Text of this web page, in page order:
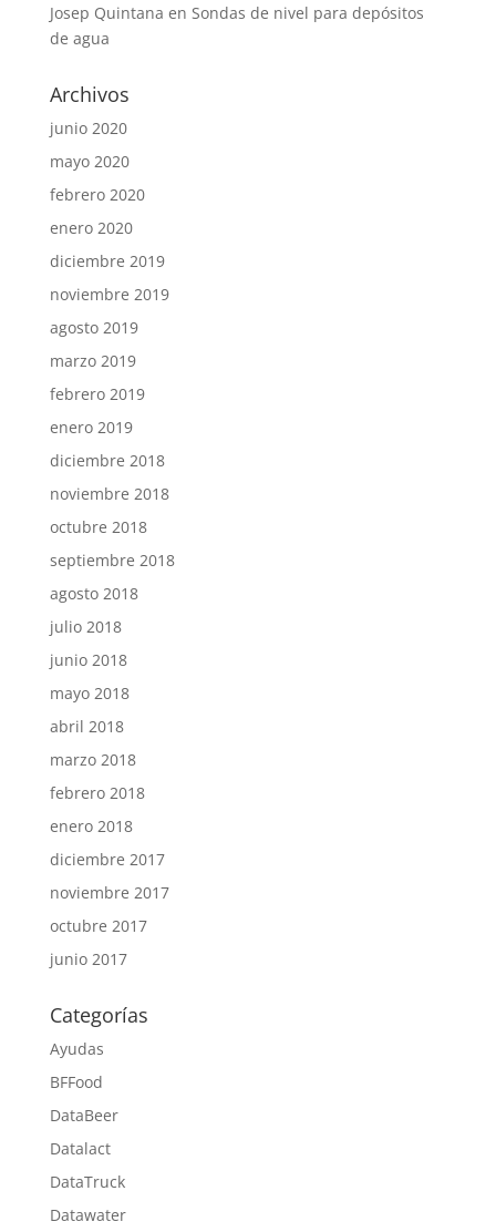
Josep Quintana en Sondas de nivel para depósitos
de agua
Archivos
junio 2020
mayo 2020
febrero 2020
enero 2020
diciembre 2019
noviembre 2019
agosto 2019
marzo 2019
febrero 2019
enero 2019
diciembre 2018
noviembre 2018
octubre 2018
septiembre 2018
agosto 2018
julio 2018
junio 2018
mayo 2018
abril 2018
marzo 2018
febrero 2018
enero 2018
diciembre 2017
noviembre 2017
octubre 2017
junio 2017
Categorías
Ayudas
BFFood
DataBeer
Datalact
DataTruck
Datawater